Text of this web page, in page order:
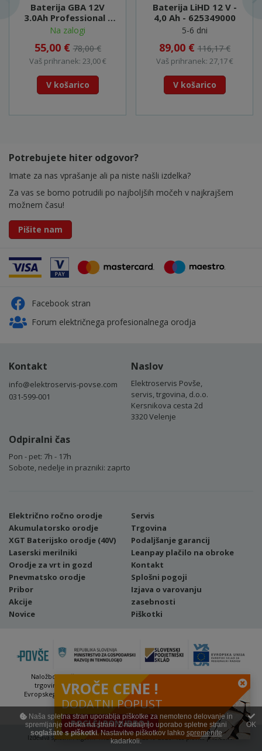
Baterija GBA 12V
3.0Ah Professional -
1600A00X79
Na zalogi
55,00 €78,00 €
Vaš prihranek: 23,00 €
V košarico
Baterija LiHD 12 V -
4,0 Ah - 625349000
5-6 dni
89,00 €116,17 €
Vaš prihranek: 27,17 €
V košarico
Potrebujete hiter odgovor?
Imate za nas vprašanje ali pa niste našli izdelka?
Za vas se bomo potrudili po najboljših močeh v najkrajšem
možnem času!
Pišite nam
Facebook stran
Forum električnega profesionalnega orodja
Kontakt
info@elektroservis-povse.com
031-599-001
Naslov
Elektroservis Povše,
servis, trgovina, d.o.o.
Kersnikova cesta 2d
3320 Velenje
Odpiralni čas
Pon - pet: 7h - 17h
Sobote, nedelje in prazniki: zaprto
Električno ročno orodje
Akumulatorsko orodje
XGT Baterijsko orodje (40V)
Laserski merilniki
Orodje za vrt in gozd
Pnevmatsko orodje
Pribor
Akcije
Novice
Servis
Trgovina
Podaljšanje garancij
Leanpay plačilo na obroke
Kontakt
Splošni pogoji
Izjava o varovanju
zasebnosti
Piškotki
Naložbo (Vavčer za digitalni marketing - spletna stran ter spletna
trgovina) sofinancirata Republika Slovenija in Evropska unija iz
Evropskega sklada za regionalni razvoj. Sofinanciranje se je pridobilo
preko Vavčerja za digitalni marketing.
Izdelava spletnih trgovin4WEB d.o.o. | © 2019-2026. Vse pravice pridržane.
VROČE CENE !
DODATNI POPUST
POGLEJ PONUDBO !
Naša spletna stran uporablja piškotke za nemoteno delovanje in
spremljanje obiska na strani. Z nadaljnjo uporabo spletne strani
soglašate s piškotki. Nastavitve piškotkov lahko spremenite
kadarkoli.
OK